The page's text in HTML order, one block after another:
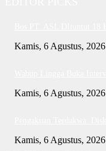
Kamis, 6 Agustus, 2026
Kamis, 6 Agustus, 2026
Kamis, 6 Agustus, 2026